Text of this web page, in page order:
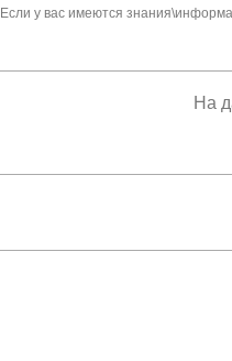
Если у вас имеются
На